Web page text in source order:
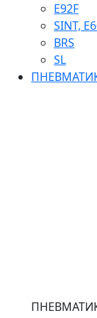
Е92F
SINT,
BRS
SL